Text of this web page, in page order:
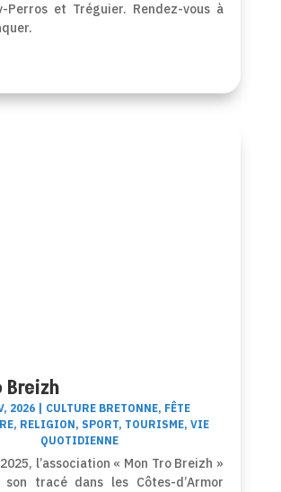
Perros et Tréguier. Rendez-vous à
Breizh
2026| CULTURE BRETONNE, FÊTE
, RELIGION, SPORT, TOURISME,VIE
QUOTIDIENNE
l’association « Mon Tro Breizh »
son tracé dans les Côtes-d’Armor